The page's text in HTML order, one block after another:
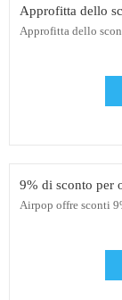
Approfitta dello
Approfitta dello
9% di sconto per
Airpop offre sconti